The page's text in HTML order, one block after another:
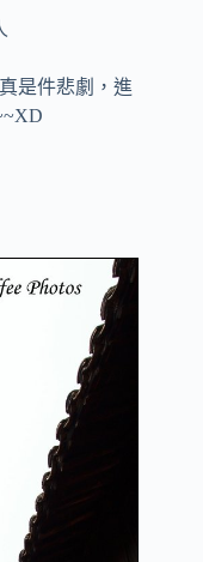
是件悲劇，進